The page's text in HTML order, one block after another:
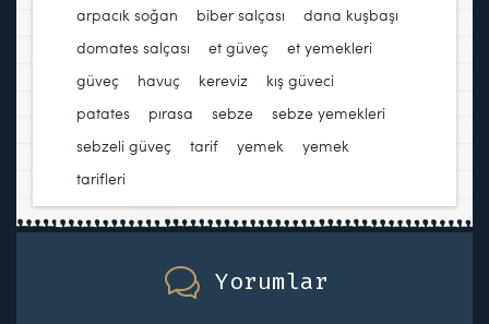
arpacık soğan
biber salçası dana kuşbaşı
domates salçası
et güveç et yemekleri
güveç
havuç kereviz kış güveci
patates
pırasa sebze sebze yemekleri
sebzeli güveç
tarif yemek
yemek
tarifleri
Yorumlar